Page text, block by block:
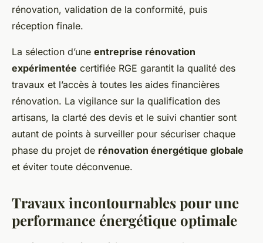
rénovation, validation de la conformité, puis
réception finale.
La sélection d’une entreprise rénovation
expérimentée certifiée RGE garantit la qualité des
travaux et l’accès à toutes les aides financières
rénovation. La vigilance sur la qualification des
artisans, la clarté des devis et le suivi chantier sont
autant de points à surveiller pour sécuriser chaque
phase du projet de rénovation énergétique globale
et éviter toute déconvenue.
Travaux incontournables pour une
performance énergétique optimale